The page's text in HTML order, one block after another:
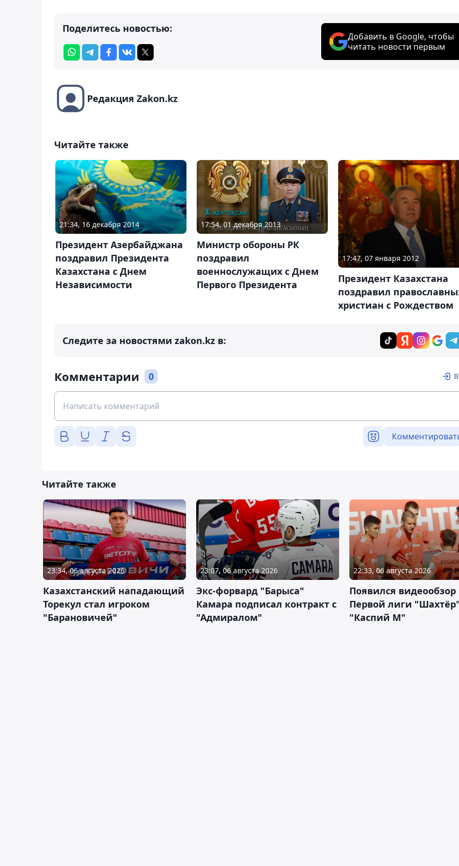
Поделитесь новостью:
Добавить в Google, чтобы
читать новости первым
Редакция Zakon.kz
Читайте также
21:34, 16 декабря 2014
Президент Азербайджана
поздравил Президента
Казахстана с Днем
Независимости
17:54, 01 декабря 2013
Министр обороны РК
поздравил
военнослужащих с Днем
Первого Президента
17:47, 07 января 2012
Президент Казахстана
поздравил
христиан с Рождеством
Следите за новостями zakon.kz в:
Комментарии 0
Читайте также
23:34, 06 августа 2026
Казахстанский нападающий
Торекул стал игроком
"Барановичей"
23:07, 06 августа 2026
Экс-форвард "Барыса"
Камара подписал контракт с
"Адмиралом"
22:33, 06 августа 2026
Появился
Первой лиги
"Каспий М"